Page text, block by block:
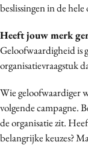
beslissingen in de hele
Heeft jouw merk
Geloofwaardigheid is
organisatievraagstuk
Wie geloofwaardiger
volgende campagne.
de organisatie zit.
belangrijke keuzes?